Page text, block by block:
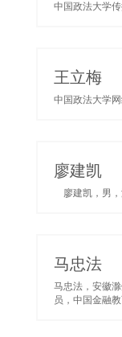
中国政法大学
王立梅
中国政法大学
廖建凯
廖建凯，男，
马忠法
马忠法，安徽
员，中国金融